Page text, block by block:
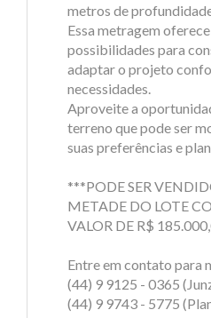
metros de
Essa metragem
possibilidades para
adaptar o projeto
necessidades.
Aproveite a
terreno que pode ser
suas preferências e
***PODE SER
METADE DO LOTE
VALOR DE R$
Entre em contato para
(44) 9 9125 - 0365
(44) 9 9743 - 5775